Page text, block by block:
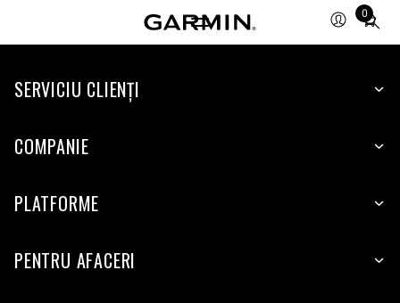
0
Total
items
cart:
SERVICIU CLIENŢI
COMPANIE
PLATFORME
PENTRU AFACERI